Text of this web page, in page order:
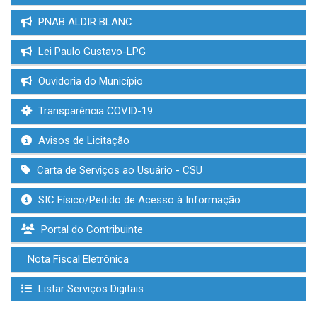
PNAB ALDIR BLANC
Lei Paulo Gustavo-LPG
Ouvidoria do Município
Transparência COVID-19
Avisos de Licitação
Carta de Serviços ao Usuário - CSU
SIC Físico/Pedido de Acesso à Informação
Portal do Contribuinte
Nota Fiscal Eletrônica
Listar Serviços Digitais